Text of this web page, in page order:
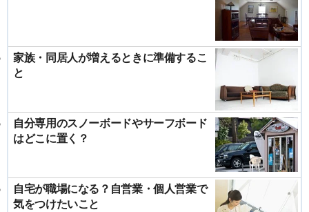
家族・同居人が増えるときに準備するこ
と
自分専用のスノーボードやサーフボード
はどこに置く？
自宅が職場になる？自営業・個人営業で
気をつけたいこと